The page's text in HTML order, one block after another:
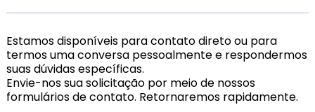
Estamos disponíveis para contato direto ou para
termos uma conversa pessoalmente e respondermos
suas dúvidas específicas.
Envie-nos sua solicitação por meio de nossos
formulários de contato. Retornaremos rapidamente.